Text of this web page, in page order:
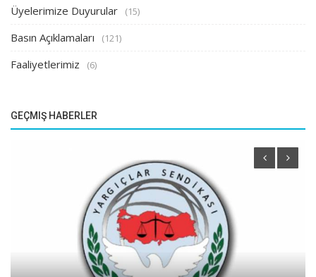
Üyelerimize Duyurular (15)
Basın Açıklamaları (121)
Faaliyetlerimiz (6)
GEÇMIŞ HABERLER